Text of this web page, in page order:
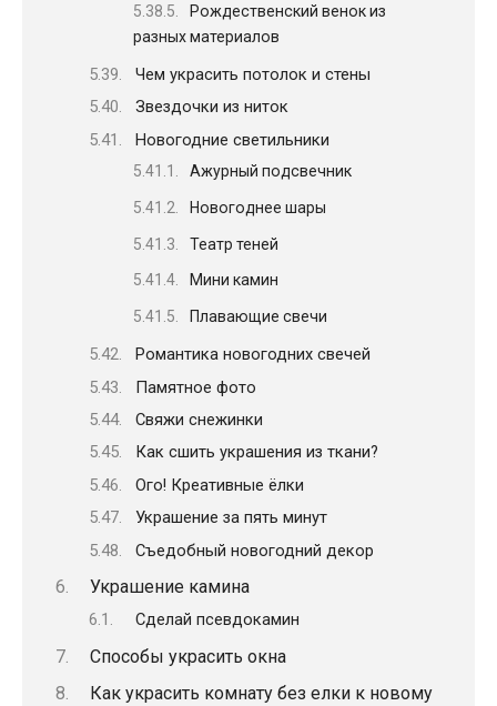
Рождественский венок из
разных материалов
Чем украсить потолок и стены
Звездочки из ниток
Новогодние светильники
Ажурный подсвечник
Новогоднее шары
Театр теней
Мини камин
Плавающие свечи
Романтика новогодних свечей
Памятное фото
Свяжи снежинки
Как сшить украшения из ткани?
Ого! Креативные ёлки
Украшение за пять минут
Съедобный новогодний декор
Украшение камина
Сделай псевдокамин
Способы украсить окна
Как украсить комнату без елки к новому